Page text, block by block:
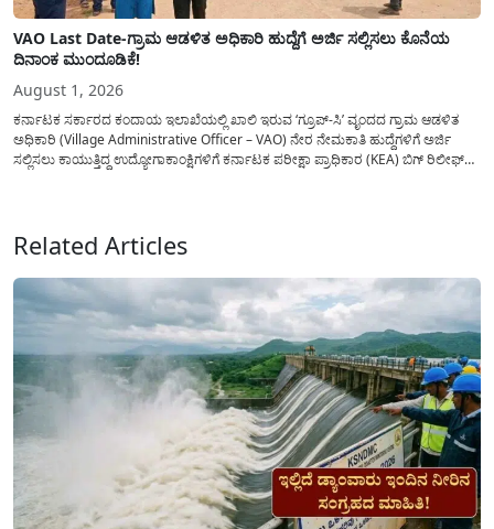
VAO Last Date-ಗ್ರಾಮ ಆಡಳಿತ ಅಧಿಕಾರಿ ಹುದ್ದೆಗೆ ಅರ್ಜಿ ಸಲ್ಲಿಸಲು ಕೊನೆಯ
ದಿನಾಂಕ ಮುಂದೂಡಿಕೆ!
August 1, 2026
ಕರ್ನಾಟಕ ಸರ್ಕಾರದ ಕಂದಾಯ ಇಲಾಖೆಯಲ್ಲಿ ಖಾಲಿ ಇರುವ ‘ಗ್ರೂಪ್-ಸಿ’ ವೃಂದದ ಗ್ರಾಮ ಆಡಳಿತ
ಅಧಿಕಾರಿ (Village Administrative Officer – VAO) ನೇರ ನೇಮಕಾತಿ ಹುದ್ದೆಗಳಿಗೆ ಅರ್ಜಿ
ಸಲ್ಲಿಸಲು ಕಾಯುತ್ತಿದ್ದ ಉದ್ಯೋಗಾಕಾಂಕ್ಷಿಗಳಿಗೆ ಕರ್ನಾಟಕ ಪರೀಕ್ಷಾ ಪ್ರಾಧಿಕಾರ (KEA) ಬಿಗ್ ರಿಲೀಫ್
Related Articles